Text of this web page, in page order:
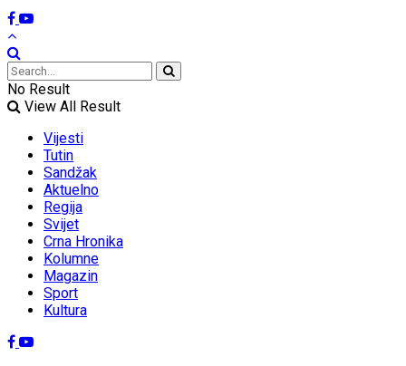
No Result
View All Result
Vijesti
Tutin
Sandžak
Aktuelno
Regija
Svijet
Crna Hronika
Kolumne
Magazin
Sport
Kultura